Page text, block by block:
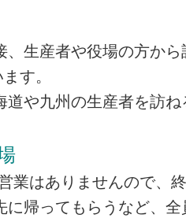
、生産者や役場の方か
す。
や九州の生産者を訪ね
業はありませんので、
に帰ってもらうなど、